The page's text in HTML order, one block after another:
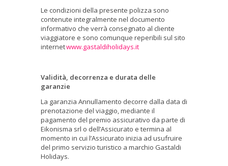
Le condizioni della presente polizza sono
contenute integralmente nel documento
informativo che verrà consegnato al cliente
viaggiatore e sono comunque reperibili sul sito
internetwww.gastaldiholidays.it
Validità, decorrenza e durata delle
garanzie
La garanzia Annullamento decorre dalla data di
prenotazione del viaggio, mediante il
pagamento del premio assicurativo da parte di
Eikonisma srl o dell’Assicurato e termina al
momento in cui l’Assicurato inizia ad usufruire
del primo servizio turistico a marchio Gastaldi
Holidays.